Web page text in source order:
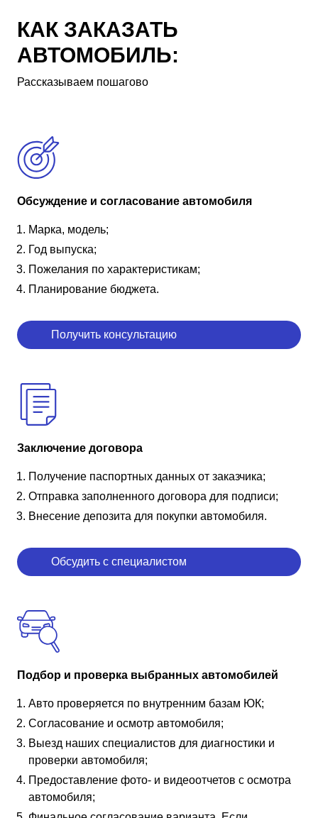
КАК ЗАКАЗАТЬ
АВТОМОБИЛЬ:
Рассказываем пошагово
Обсуждение и согласование автомобиля
Марка, модель;
Год выпуска;
Пожелания по характеристикам;
Планирование бюджета.
Получить консультацию
Заключение договора
Получение паспортных данных от заказчика;
Отправка заполненного договора для подписи;
Внесение депозита для покупки автомобиля.
Обсудить с специалистом
Подбор и проверка выбранных автомобилей
Авто проверяется по внутренним базам ЮК;
Согласование и осмотр автомобиля;
Выезд наших специалистов для диагностики и
проверки автомобиля;
Предоставление фото- и видеоотчетов с осмотра
автомобиля;